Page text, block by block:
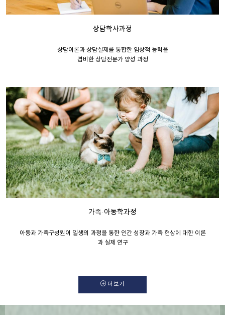
상담학사과정
상담이론과 상담실제를 통합한 임상적 능력을
겸비한 상담전문가 양성 과정
가족·아동학과정
아동과 가족구성원이 일생의 과정을 통한 인간 성장과 가족 현상에 대한 이론
과 실제 연구
더보기